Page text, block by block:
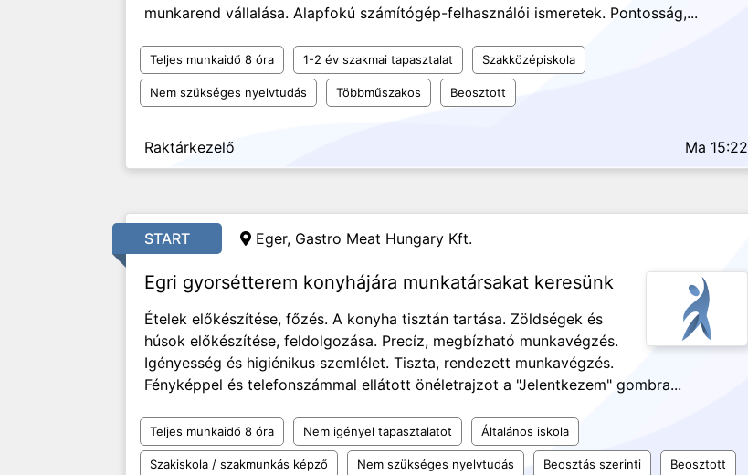
munkarend vállalása. Alapfokú számítógép-felhasználói ismeretek. Pontosság,...
Teljes munkaidő 8 óra 1-2 év szakmai tapasztalat Szakközépiskola
Nem szükséges nyelvtudás Többműszakos Beosztott
Raktárkezelő Ma 15:22
START Eger, Gastro Meat Hungary Kft.
Egri gyorsétterem konyhájára munkatársakat keresünk
Ételek előkészítése, főzés. A konyha tisztán tartása. Zöldségek és
húsok előkészítése, feldolgozása. Precíz, megbízható munkavégzés.
Igényesség és higiénikus szemlélet. Tiszta, rendezett munkavégzés.
Fényképpel és telefonszámmal ellátott önéletrajzot a "Jelentkezem" gombra...
Teljes munkaidő 8 óra Nem igényel tapasztalatot Általános iskola
Szakiskola / szakmunkás képző Nem szükséges nyelvtudás Beosztás szerinti Beosztott